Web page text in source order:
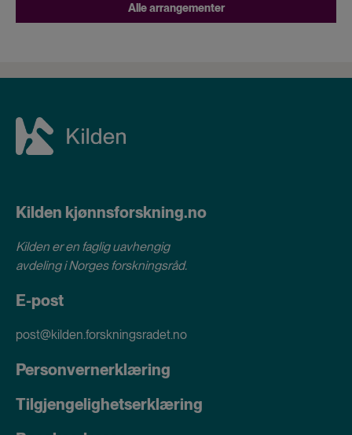
Alle arrangementer
Kilden kjønnsforskning.no
Kilden er en faglig uavhengig
avdeling iNorges forskningsråd.
E-post
post@kilden.forskningsradet.no
Personvernerklæring
Tilgjengelighetserklæring